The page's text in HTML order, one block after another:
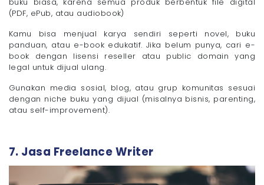
(PDF, ePub, atau audiobook)
Kamu bisa menjual karya sendiri seperti novel, buku
panduan, atau e-book edukatif. Jika belum punya, cari e-
book dengan lisensi reseller atau public domain yang
legal untuk dijual ulang.
Gunakan media sosial, blog, atau grup komunitas sesuai
dengan niche buku yang dijual (misalnya bisnis, parenting,
atau self-improvement).
7. Jasa Freelance Writer